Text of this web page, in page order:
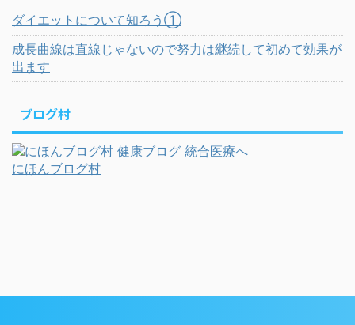
ダイエットについて知ろう①
成長曲線は直線じゃないので努力は継続して初めて効果が
出ます
ブログ村
にほんブログ村